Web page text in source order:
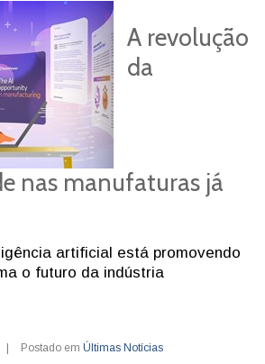
A revolução
da
nas manufaturas já
artificial está promovendo
o futuro da indústria
| Postado em Últimas Notícias